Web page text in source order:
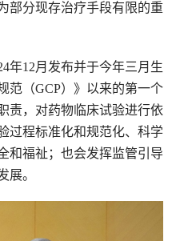
部分现存治疗手段有限的重
年12月发布并于今年三月生
范（GCP）》以来的第一个
责，对药物临床试验进行依
过程标准化和规范化、科学
和福祉；也会发挥监管引导
展。